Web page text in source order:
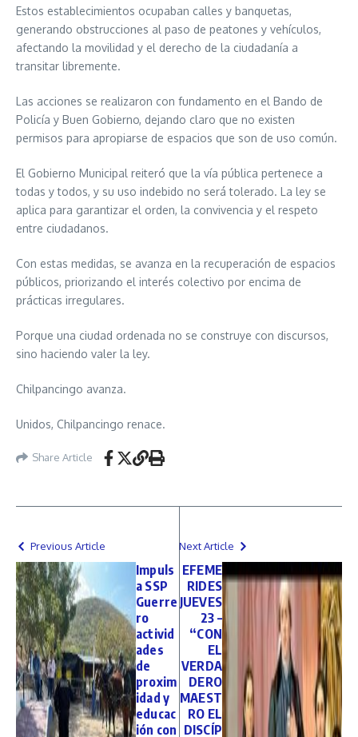
Estos establecimientos ocupaban calles y banquetas,
generando obstrucciones al paso de peatones y vehículos,
afectando la movilidad y el derecho de la ciudadanía a
transitar libremente.
Las acciones se realizaron con fundamento en el Bando de
Policía y Buen Gobierno, dejando claro que no existen
permisos para apropiarse de espacios que son de uso común.
El Gobierno Municipal reiteró que la vía pública pertenece a
todas y todos, y su uso indebido no será tolerado. La ley se
aplica para garantizar el orden, la convivencia y el respeto
entre ciudadanos.
Con estas medidas, se avanza en la recuperación de espacios
públicos, priorizando el interés colectivo por encima de
prácticas irregulares.
Porque una ciudad ordenada no se construye con discursos,
sino haciendo valer la ley.
Chilpancingo avanza.
Unidos, Chilpancingo renace.
Share Article
Previous Article
Impuls
a SSP
Guerre
ro
activid
ades
de
proxim
idad y
educac
ión con
Next Article
EFEME
RIDES
JUEVES
23 –
“CON
EL
VERDA
DERO
MAEST
RO EL
DISCÍP